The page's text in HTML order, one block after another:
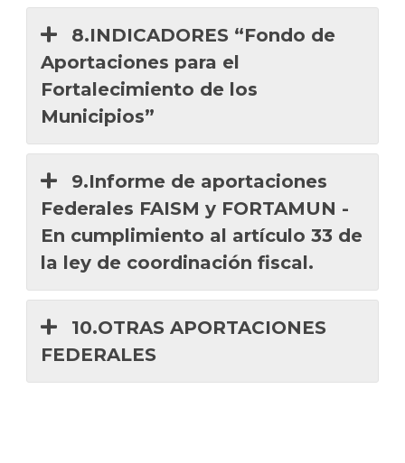
8.INDICADORES “Fondo de
Aportaciones para el
Fortalecimiento de los
Municipios”
9.Informe de aportaciones
Federales FAISM y FORTAMUN -
En cumplimiento al artículo 33 de
la ley de coordinación fiscal.
10.OTRAS APORTACIONES
FEDERALES